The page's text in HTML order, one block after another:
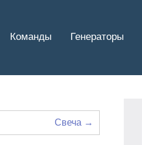
Команды Генераторы
Свеча →